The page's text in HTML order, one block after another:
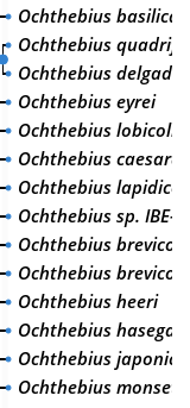
Ochthebius
Ochthebius
Ochthebius delgadoi
Ochthebius eyrei
Ochthebius lobicollis
Ochthebius
Ochthebius
Ochthebius sp. IBE-
Ochthebius
Ochthebius
Ochthebius heeri
Ochthebius
Ochthebius
Ochthebius monseti